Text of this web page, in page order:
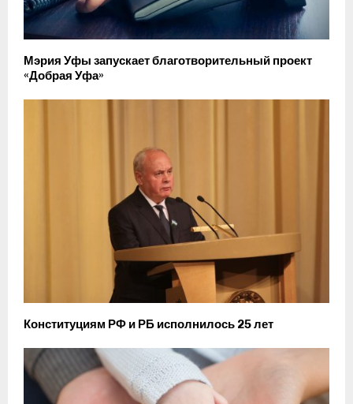
Мэрия Уфы запускает благотворительный проект
«Добрая Уфа»
Конституциям РФ и РБ исполнилось 25 лет